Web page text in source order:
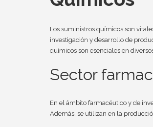
Los suministros químicos son
investigación y desarrollo de
químicos son esenciales en
Sector
En el ámbito farmacéutico y de
Además, se utilizan en la